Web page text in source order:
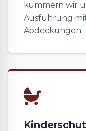
kümmern wir
Ausführung
Abdeckungen.